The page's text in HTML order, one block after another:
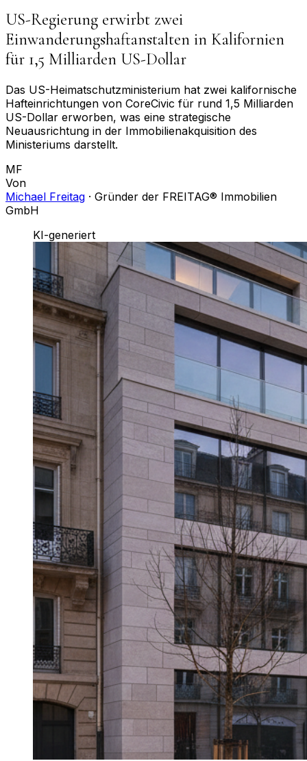
US-Regierung erwirbt zwei
Einwanderungshaftanstalten in Kalifornien
für 1,5 Milliarden US-Dollar
Das US-Heimatschutzministerium hat zwei kalifornische
Hafteinrichtungen von CoreCivic für rund 1,5 Milliarden
US-Dollar erworben, was eine strategische
Neuausrichtung in der Immobilienakquisition des
Ministeriums darstellt.
MF
Von
Michael Freitag · Gründer der FREITAG® Immobilien
GmbH
KI-generiert